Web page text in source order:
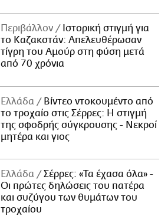
Περιβάλλον
Ιστορική στιγμή για
το Καζακστάν: Απελευθέρωσαν
τίγρη του Αμούρ στη φύση μετά
από 70 χρόνια
Ελλάδα
Βίντεο ντοκουμέντο από
το τροχαίο στις Σέρρες: Η στιγμή
της σφοδρής σύγκρουσης - Νεκροί
μητέρα και γιος
Ελλάδα
Σέρρες: «Τα έχασα όλα» -
Οι πρώτες δηλώσεις του πατέρα
και συζύγου των θυμάτων του
τροχαίου